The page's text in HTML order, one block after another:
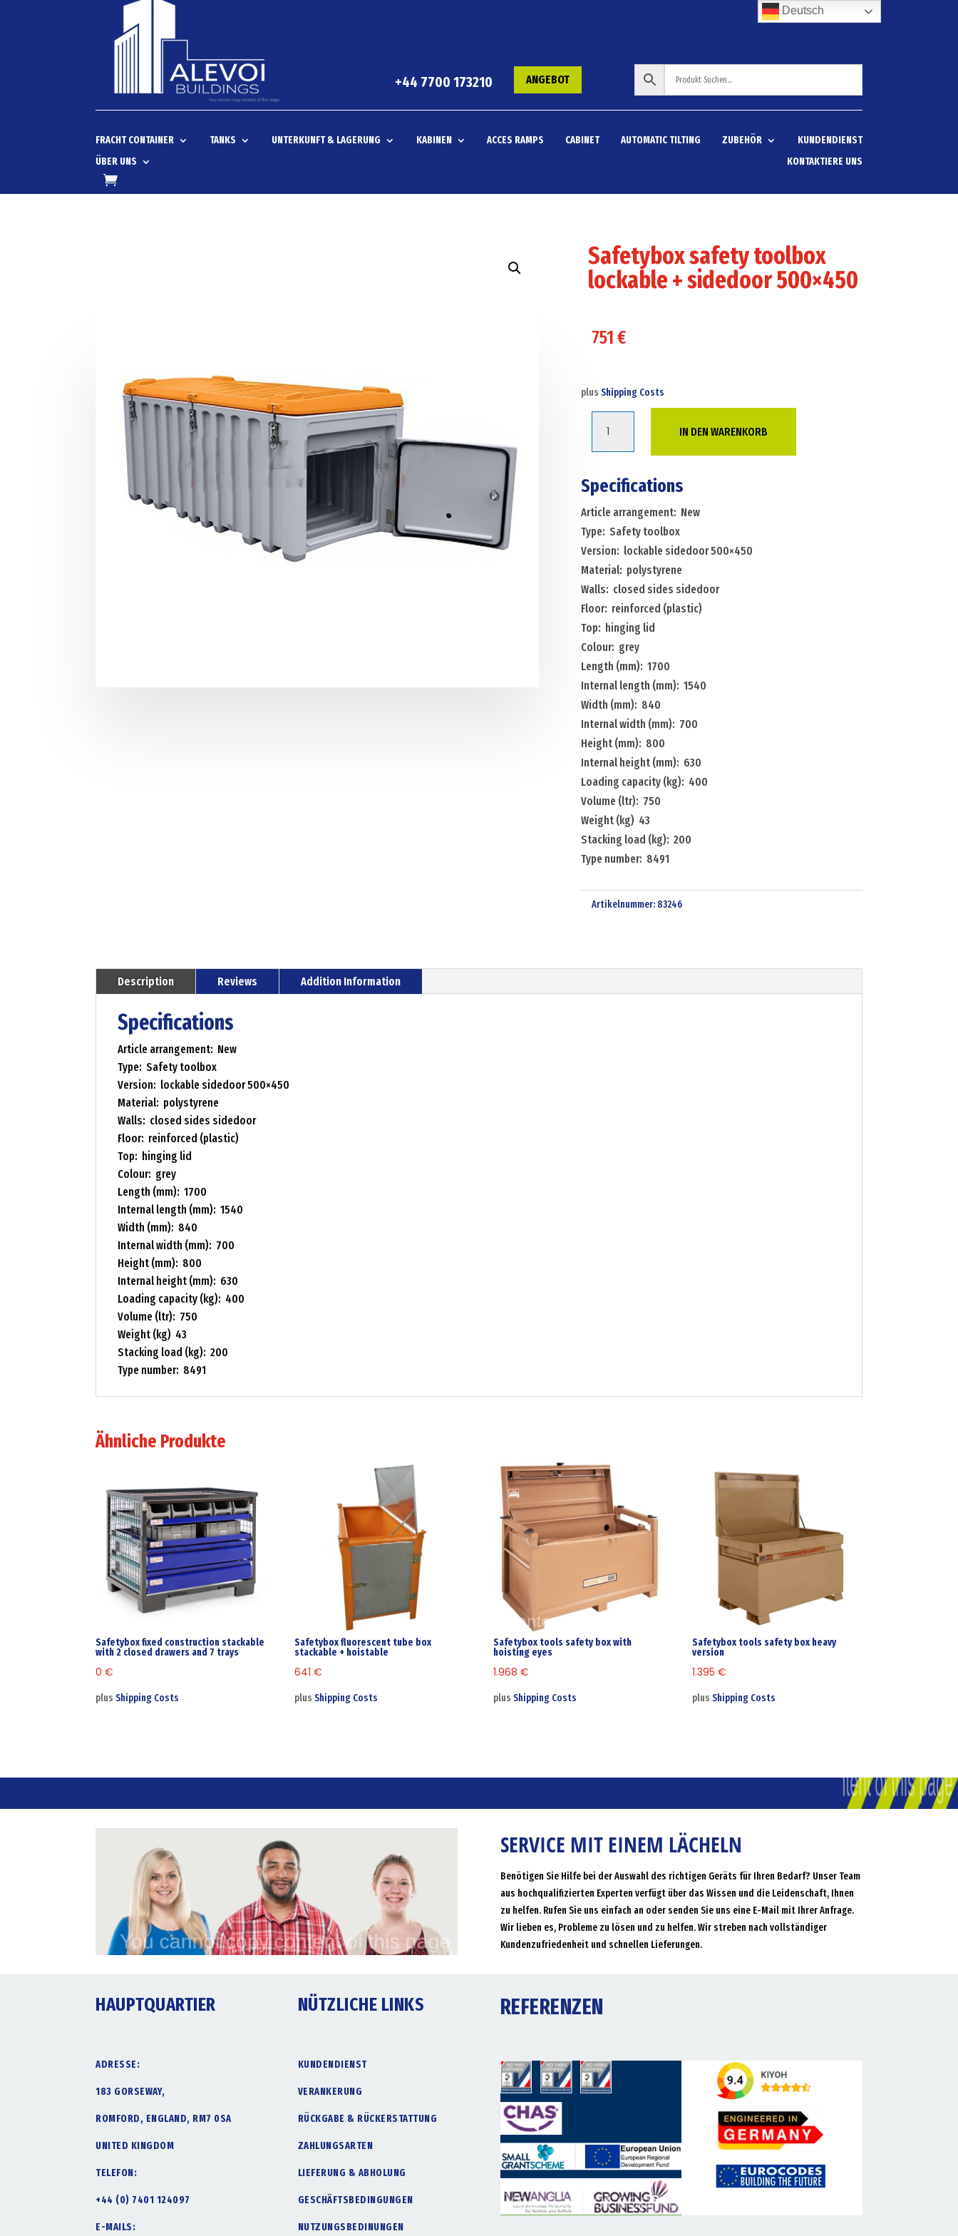
+44 7700 173210 ANGEBOT
FRACHT CONTAINER TANKS UNTERKUNFT & LAGERUNG KABINEN ACCES RAMPS CABINET AUTOMATIC TILTING ZUBEHÖR
KUNDENDIENST
ÜBER UNS
KONTAKTIERE UNS
Safetybox safety toolbox
lockable + sidedoor 500×450
751€
plus Shipping Costs
lockable
+
sidedoor
500x450
Menge
IN DEN WARENKORB
Specifications
Article arrangement: New
Type: Safety toolbox
Version: lockable sidedoor 500×450
Material: polystyrene
Walls: closed sides sidedoor
Floor: reinforced (plastic)
Top: hinging lid
Colour: grey
Length (mm): 1700
Internal length (mm): 1540
Width (mm): 840
Internal width (mm): 700
Height (mm): 800
Internal height (mm): 630
Loading capacity (kg): 400
Volume (ltr): 750
Weight (kg) 43
Stacking load (kg): 200
Type number: 8491
Artikelnummer: 83246
Description Reviews Addition Information
Specifications
Article arrangement: New
Type: Safety toolbox
Version: lockable sidedoor 500×450
Material: polystyrene
Walls: closed sides sidedoor
Floor: reinforced (plastic)
Top: hinging lid
Colour: grey
Length (mm): 1700
Internal length (mm): 1540
Width (mm): 840
Internal width (mm): 700
Height (mm): 800
Internal height (mm): 630
Loading capacity (kg): 400
Volume (ltr): 750
Weight (kg) 43
Stacking load (kg): 200
Type number: 8491
Ähnliche Produkte
Safetybox fixed construction stackable
with 2 closed drawers and 7 trays
0€
plusShipping Costs
Safetybox fluorescent tube box
stackable + hoistable
641€
plusShipping Costs
Safetybox tools safety box with
hoisting eyes
1.968€
plusShipping Costs
Safetybox tools safety box heavy
version
1.395€
plusShipping Costs
SERVICE MIT EINEM LÄCHELN
Benötigen Sie Hilfe bei der Auswahl des richtigen Geräts für Ihren Bedarf? Unser Team
aus hochqualifizierten Experten verfügt über das Wissen und die Leidenschaft, Ihnen
zu helfen. Rufen Sie uns einfach an oder senden Sie uns eine E-Mail mit Ihrer Anfrage.
Wir lieben es, Probleme zu lösen und zu helfen. Wir streben nach vollständiger
Kundenzufriedenheit und schnellen Lieferungen.
HAUPTQUARTIER
ADRESSE:
183 GORSEWAY,
ROMFORD, ENGLAND, RM7 0SA
UNITED KINGDOM
TELEFON:
+44 (0) 7401 124097
E-MAILS:
NÜTZLICHE LINKS
KUNDENDIENST
VERANKERUNG
RÜCKGABE & RÜCKERSTATTUNG
ZAHLUNGSARTEN
LIEFERUNG & ABHOLUNG
GESCHÄFTSBEDINGUNGEN
NUTZUNGSBEDINUNGEN
REFERENZEN
Deutsch